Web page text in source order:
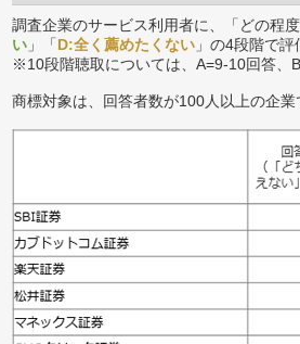
調査企業のサービス利用者に、「どの程
い 」「D:全く薦めたくない 」の4段階で
※10段階聴取については、A=9-10回答、
商標対象は、回答者数が100人以上の企業